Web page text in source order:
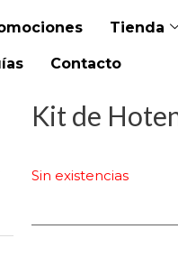
Tienda
Contacto
Kit de
Sin existencias